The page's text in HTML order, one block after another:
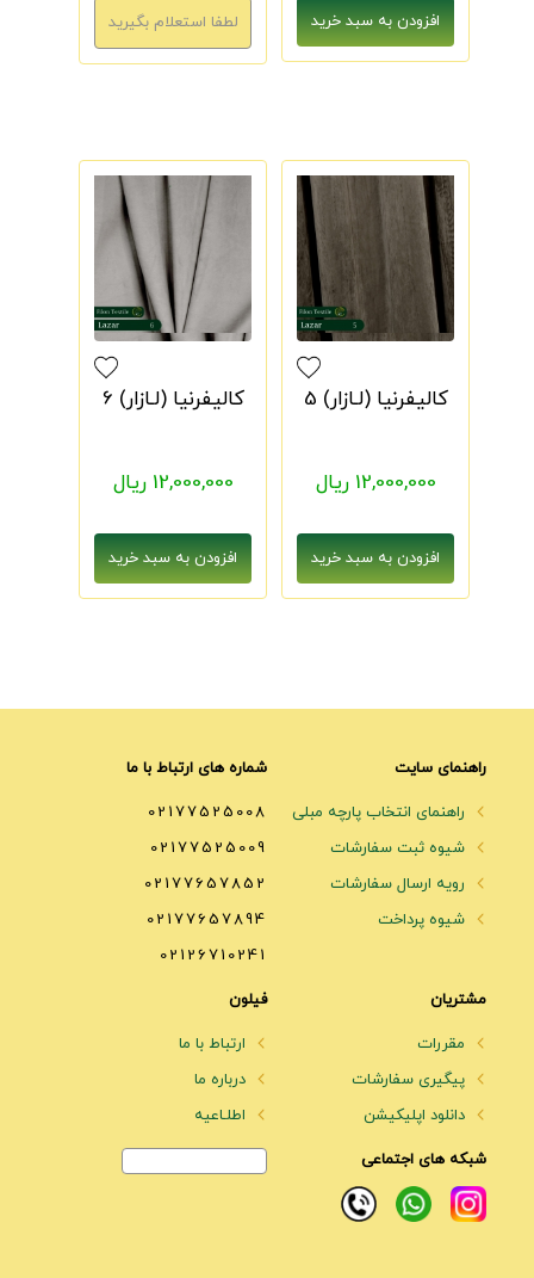
کالیفرنیا (لـازار) 5
12,000,000 ریال
کالیفرنیا (لـازار) 6
12,000,000 ریال
راهنمای سایت
راهنمای انتخاب پارچه مبلی
شیوه ثبت سفارشات
رویه ارسال سفارشات
شیوه پرداخت
شماره های ارتباط با ما
02177525008
02177525009
02177657852
02177657894
02126710241
مشتریان
مقررات
پیگیری سفارشات
دانلود اپلیکیشن
فیلون
ارتباط با ما
درباره ما
اطلـاعیه
شبکه های اجتماعی